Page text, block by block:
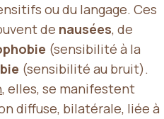
ou du langage. Ces
de nausées, de
(sensibilité à la
(sensibilité au bruit).
, elles, se manifestent
diffuse, bilatérale, liée à